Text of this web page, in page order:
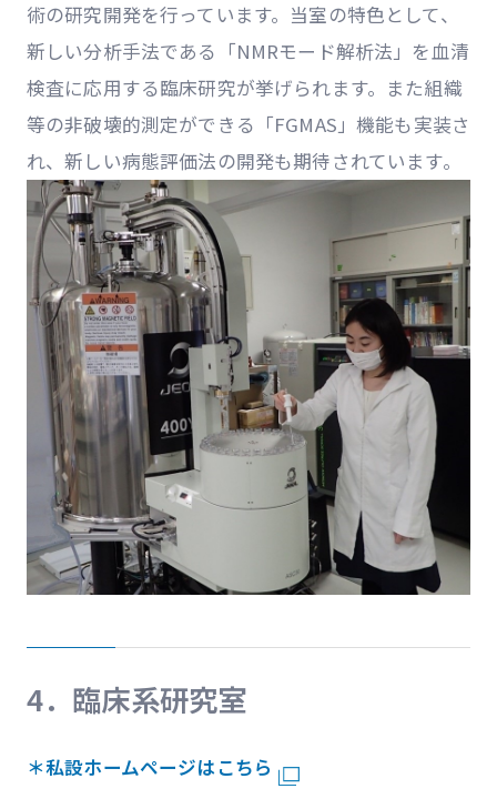
術の研究開発を行っています。当室の特色として、
新しい分析手法である「NMRモード解析法」を血清
検査に応用する臨床研究が挙げられます。また組織
等の非破壊的測定ができる「FGMAS」機能も実装さ
れ、新しい病態評価法の開発も期待されています。
4．臨床系研究室
＊私設ホームページはこちら